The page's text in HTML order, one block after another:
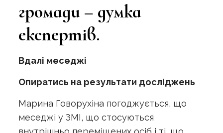
громади – думка
експертів.
Вдалі меседжі
Опиратись на результати досліджень
Марина Говорухіна погоджується, що
меседжі у ЗМІ, що стосуються